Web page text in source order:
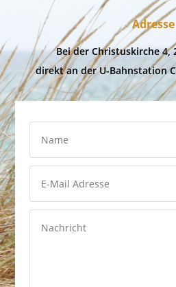
Adresse
Bei der Christuskirche 4,
direkt an der U-Bahnstation